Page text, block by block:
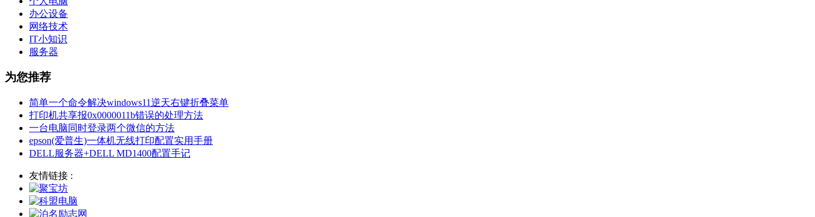
办公设备
网络技术
IT小知识
服务器
为您推荐
简单一个命令解决windows11逆天右键折叠菜单
打印机共享报0x0000011b错误的处理方法
一台电脑同时登录两个微信的方法
epson(爱普生)一体机无线打印配置实用手册
DELL服务器+DELL MD1400配置手记
友情链接 :